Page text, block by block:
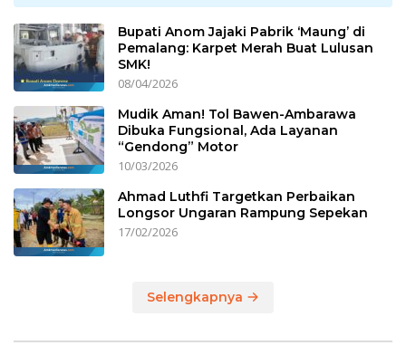
Bupati Anom Jajaki Pabrik ‘Maung’ di
Pemalang: Karpet Merah Buat Lulusan
SMK!
08/04/2026
Mudik Aman! Tol Bawen-Ambarawa
Dibuka Fungsional, Ada Layanan
“Gendong” Motor
10/03/2026
Ahmad Luthfi Targetkan Perbaikan
Longsor Ungaran Rampung Sepekan
17/02/2026
Selengkapnya